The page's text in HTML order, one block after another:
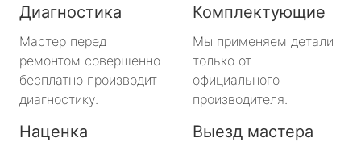
Диагностика
Мастер перед
ремонтом совершенно
бесплатно производит
диагностику.
Комплектующие
Мы применяем детали
только от
официального
производителя.
Наценка Выезд мастера